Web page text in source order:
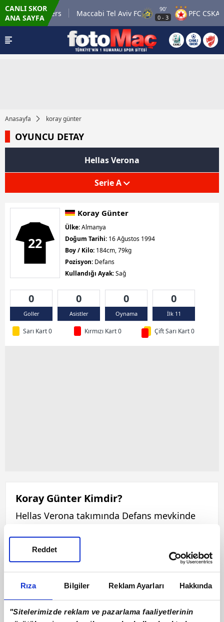
Rıza Bilgiler Reklam Ayarları Hakkında
"Sitelerimizde reklam ve pazarlama faaliyetlerinin
Reddet
CANLI SKOR
ANA SAYFA
Rangers Maccabi Tel Aviv FC
90'
0
-3 PFC CSKA
Anasayfa koray günter
OYUNCU DETAY
Hellas Verona
Serie A
22
Koray Günter
Ülke:Almanya
Doğum Tarihi: 16 Ağustos 1994
Boy / Kilo: 184cm, 79kg
Pozisyon: Defans
Kullandığı Ayak:Sağ
0
Goller
0
Asistler
0
Oynama
0
İlk 11
Sarı Kart 0 Kırmızı Kart 0 Çift Sarı Kart 0
Koray Günter Kimdir?
Hellas Verona takımında Defans mevkinde
tarihinde dünyaya gelmiştir. 184 cm boyunda
ve 79 kilo olan Koray Günter, Sağ ayağını
kullanmaktadır. Bu sezon ilk 11'de 0 maça
kart görmüştür. Koray Günter, bu sezon 0
asist ve 0 gol katkısı ile oynamaktadır.